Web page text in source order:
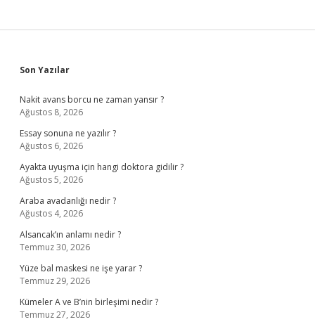
Sidebar
Son Yazılar
Nakit avans borcu ne zaman yansır ?
Ağustos 8, 2026
Essay sonuna ne yazılır ?
Ağustos 6, 2026
Ayakta uyuşma için hangi doktora gidilir ?
Ağustos 5, 2026
Araba avadanlığı nedir ?
Ağustos 4, 2026
Alsancak’ın anlamı nedir ?
Temmuz 30, 2026
Yüze bal maskesi ne işe yarar ?
Temmuz 29, 2026
Kümeler A ve B’nin birleşimi nedir ?
Temmuz 27, 2026